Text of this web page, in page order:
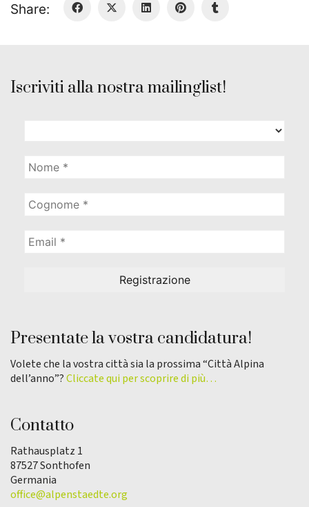
Share:
Iscriviti alla nostra mailinglist!
Presentate la vostra candidatura!
Volete che la vostra città sia la prossima “Città Alpina
dell’anno”?Cliccate qui per scoprire di più…
Contatto
Rathausplatz 1
87527 Sonthofen
Germania
office@alpenstaedte.org